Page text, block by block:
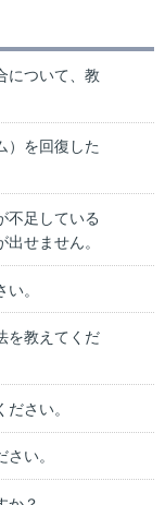
について、教
）を回復した
不足している
せません。
。
を教えてくだ
さい。
い。